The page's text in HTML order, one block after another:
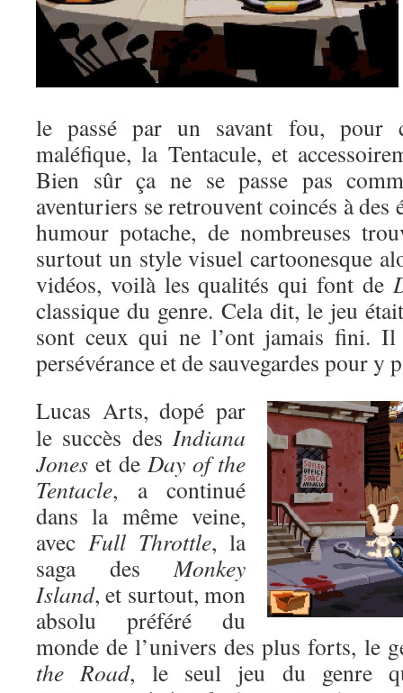
le passé par un savant fou, pour
maléfique, la Tentacule, et
Bien sûr ça ne se passe pas
aventuriers se retrouvent coincés à des
humour potache, de nombreuses
surtout un style visuel cartoonesque
vidéos, voilà les qualités qui font de
classique du genre. Cela dit, le jeu
sont ceux qui ne l’ont jamais fini.
persévérance et de sauvegardes pour y
Lucas Arts, dopé par
le succès des Indiana
Jones et de Day of the
Tentacle, a continué
dans la même veine,
avec Full Throttle, la
saga desMonkey
Island, et surtout, mon
absolu préféré du
monde de l’univers des plus forts, le
the Road, le seul jeu du genre